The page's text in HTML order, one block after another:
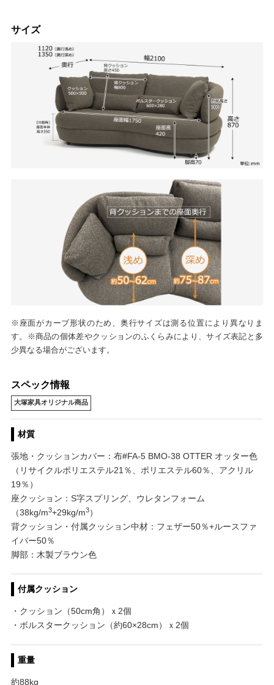
サイズ
※座面がカーブ形状のため、奥行サイズは測る位置により異なりま
す。※商品の個体差やクッションのふくらみにより、サイズ表記と多
少異なる場合がございます。
スペック情報
大塚家具オリジナル商品
材質
張地・クッションカバー：布#FA-5 BMO-38 OTTER オッター色
（リサイクルポリエステル21％、ポリエステル60％、アクリル
19％）
座クッション：S字スプリング、ウレタンフォーム
（38kg/m3+29kg/m3）
背クッション・付属クッション中材：フェザー50％+ルースファ
イバー50％
脚部：木製ブラウン色
付属クッション
・クッション（50cm角）ｘ2個
・ボルスタークッション（約60×28cm）ｘ2個
重量
約88kg